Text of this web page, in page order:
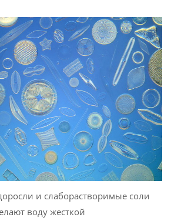
и слаборастворимые соли
воду жесткой